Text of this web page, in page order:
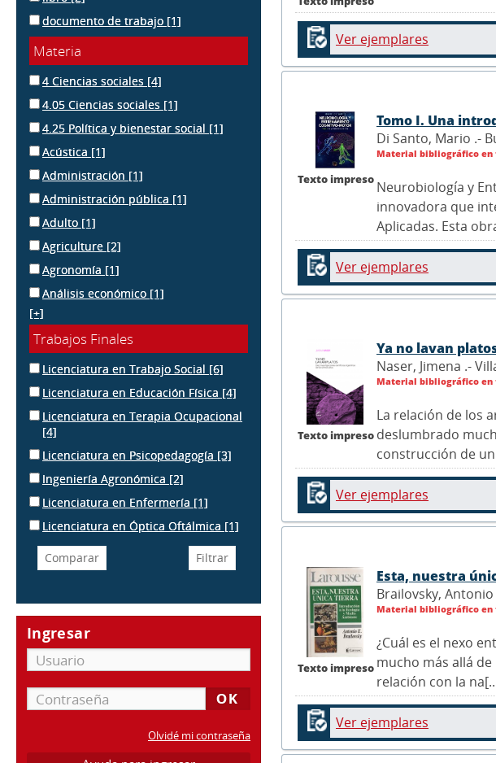
documento de trabajo [1]
Materia
4 Ciencias sociales [4]
4.05 Ciencias sociales [1]
4.25 Política y bienestar social [1]
Acústica [1]
Administración [1]
Administración pública [1]
Adulto [1]
Agriculture [2]
Agronomía [1]
Análisis económico [1]
[+]
Trabajos Finales
Licenciatura en Trabajo Social [6]
Licenciatura en Educación Física [4]
Licenciatura en Terapia Ocupacional
[4]
Licenciatura en Psicopedagogía [3]
Ingeniería Agronómica [2]
Licenciatura en Enfermería [1]
Licenciatura en Óptica Oftálmica [1]
Ingresar
Olvidé mi contraseña
Ver ejemplares
Texto impreso
Tomo I. Una
Di Santo, Mario .-
Material bibliográfico en
Neurobiología y
innovadora que
Aplicadas. Esta
Ver ejemplares
Texto impreso
Ya no lavan
Naser, Jimena .-
Material bibliográfico en
La relación de los
deslumbrado
construcción de
Ver ejemplares
Texto impreso
Esta, nuestra
Brailovsky,
Material bibliográfico en
¿Cuál es el nexo
mucho más allá
relación con la
Ver ejemplares